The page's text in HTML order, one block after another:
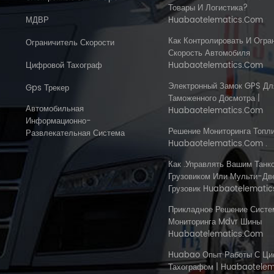
МДВР
Ограничитель Скорости
Цифровой Тахограф
Gps Трекер
Автомобильная
Информационно-
Развлекательная Система
Товары И Логистика?
Huabaotelematics.com
Как Контролировать И
Скорость Автомобиля
Huabaotelematics.com
Электронный Замок GPS
Таможенного Досмотра |
Huabaotelematics.com
Решение Мониторинга
Huabaotelematics.com .
Как .управлять Вашим
Грузовиком Или Мульти-
Грузовик
Прикладное Решение
Мониторинга Mdvr Шины
Huabaotelematics.com
Huabao Опыт Работы С
Тахографом |